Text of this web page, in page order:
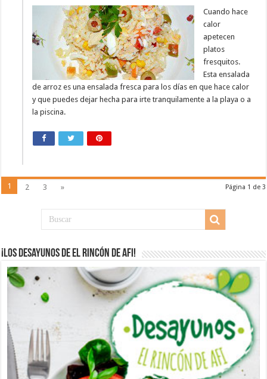
Cuando hace
calor
apetecen
platos
fresquitos.
Esta ensalada
de arroz es una ensalada fresca para los días en que hace calor
y que puedes dejar hecha para irte tranquilamente a la playa o a
la piscina.
Página 1 de 3
1 2 3 »
¡Los desayunos de El Rincón de Afi!